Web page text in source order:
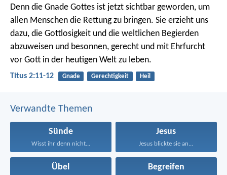
Denn die Gnade Gottes ist jetzt sichtbar geworden, um
allen Menschen die Rettung zu bringen. Sie erzieht uns
dazu, die Gottlosigkeit und die weltlichen Begierden
abzuweisen und besonnen, gerecht und mit Ehrfurcht
vor Gott in der heutigen Welt zu leben.
Titus 2:11-12 Gnade Gerechtigkeit Heil
Verwandte Themen
Sünde
Wisst ihr denn nicht...
Jesus
Jesus blickte sie an...
Übel Begreifen